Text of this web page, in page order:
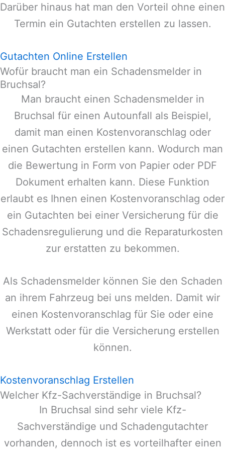
Darüber hinaus hat man den Vorteil ohne einen
Termin ein Gutachten erstellen zu lassen.
Gutachten Online Erstellen
Wofür braucht man ein Schadensmelder in
Bruchsal?
Man braucht einen Schadensmelder in
Bruchsal für einen Autounfall als Beispiel,
damit man einen Kostenvoranschlag oder
einen Gutachten erstellen kann. Wodurch man
die Bewertung in Form von Papier oder PDF
Dokument erhalten kann. Diese Funktion
erlaubt es Ihnen einen Kostenvoranschlag oder
ein Gutachten bei einer Versicherung für die
Schadensregulierung und die Reparaturkosten
zur erstatten zu bekommen.
Als Schadensmelder können Sie den Schaden
an ihrem Fahrzeug bei uns melden. Damit wir
einen Kostenvoranschlag für Sie oder eine
Werkstatt oder für die Versicherung erstellen
können.
Kostenvoranschlag Erstellen
Welcher Kfz-Sachverständige in Bruchsal?
In Bruchsal sind sehr viele Kfz-
Sachverständige und Schadengutachter
vorhanden, dennoch ist es vorteilhafter einen